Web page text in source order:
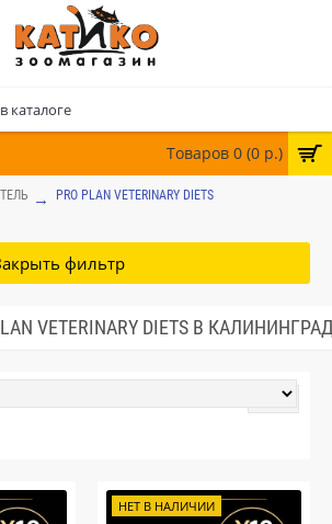
Товаров 0 (0 р.)
PRO PLAN VETERINARY DIETS
фильтр
VETERINARY DIETS В
НЕТ В НАЛИЧИИ